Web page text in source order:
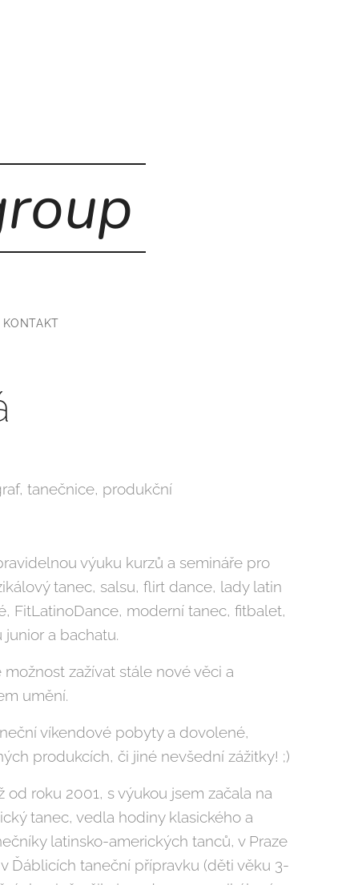
KONTAKT
tanečnice, produkční
výuku kurzů a semináře pro
tanec, salsu, flirt dance, lady latin
FitLatinoDance, moderní tanec, fitbalet,
junior a bachatu.
zažívat stále nové věci a
umění.
víkendové pobyty a dovolené,
produkcích, či jiné nevšední zážitky! ;)
roku 2001, s výukou jsem začala na
tanec, vedla hodiny klasického a
latinsko-amerických tanců, v Praze
Ďáblicích taneční přípravku (děti věku 3-